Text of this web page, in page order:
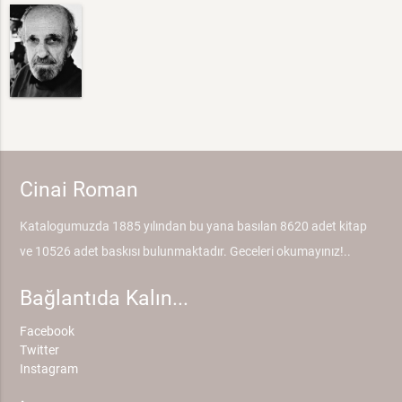
Cinai Roman
Katalogumuzda 1885 yılından bu yana basılan 8620 adet kitap
ve 10526 adet baskısı bulunmaktadır. Geceleri okumayınız!..
Bağlantıda Kalın...
Facebook
Twitter
Instagram